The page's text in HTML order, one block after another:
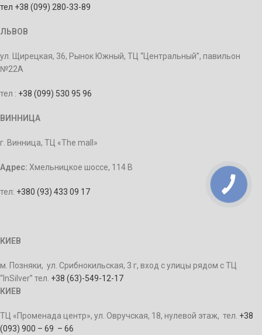
тел +38 (099) 280-33-89
ЛЬВОВ
ул. Щирецкая, 36, Рынок Южный, ТЦ “Центральный”, павильон
№22А
тел : +38 (099) 530 95 96
ВИННИЦА
г. Винница, ТЦ «The mall»
Адрес: Хмельницкое шоссе, 114 В
тел: +380 (93) 433 09 17
КИЕВ
м. Позняки, ул. Срибнокильская, 3 г, вход с улицы рядом с ТЦ
“InSilver” тел. +38 (63)-549-12-17
КИЕВ
ТЦ «Променада центр», ул. Овручская, 18, нулевой этаж, тел. +38
(093) 900 – 69 – 66